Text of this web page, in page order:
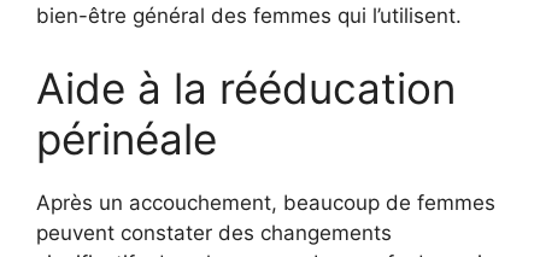
bien-être général des femmes qui l’utilisent.
Aide à la rééducation
périnéale
Après un accouchement, beaucoup de femmes
peuvent constater des changements